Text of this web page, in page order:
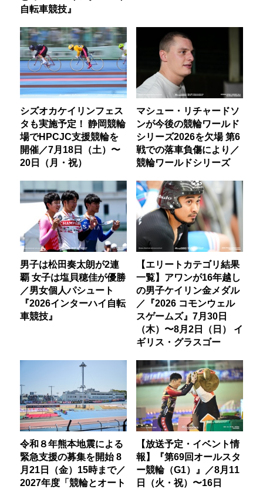
自転車競技』
シズオカケイリンフェス
タも実施予定！ 静岡競輪
場でHPCJC支援競輪を
開催／7月18日（土）〜
20日（月・祝）
マシュー・リチャードソ
ンが今後の競輪ワールド
シリーズ2026を欠場 第6
戦での落車負傷により／
競輪ワールドシリーズ
男子は松田奏太朗が2連
覇 女子は塩貝穂佳が優勝
／男女個人パシュート
『2026インターハイ自転
車競技』
【エリートカテゴリ結果
一覧】アワンが16年越し
の男子ケイリン金メダル
／『2026 コモンウェル
スゲームズ』7月30日
（木）〜8月2日（日） イ
ギリス・グラスゴー
令和８年熊本地震による
緊急支援の募集を開始 8
月21日（金）15時まで／
2027年度「競輪とオート
【放送予定・イベント情
報】『第69回オールスタ
ー競輪（G1）』／8月11
日（火・祝）〜16日